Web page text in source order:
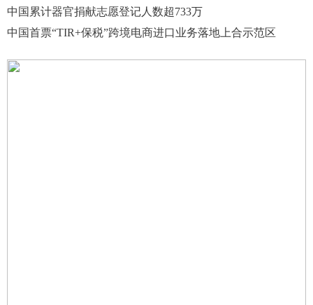
中国累计器官捐献志愿登记人数超733万
中国首票“TIR+保税”跨境电商进口业务落地上合示范区